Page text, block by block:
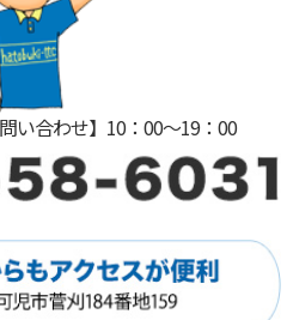
い合わせ】10：00〜19：00